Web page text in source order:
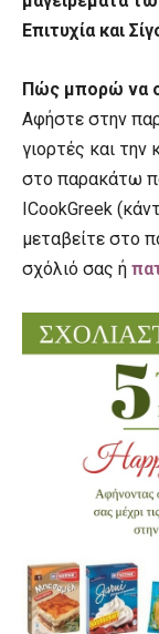
Επιτυχία και
Πώς μπορώ να
Αφήστε στην
γιορτές και την
στο παρακάτω
ICookGreek
μεταβείτε στο
σχόλιό σας ή